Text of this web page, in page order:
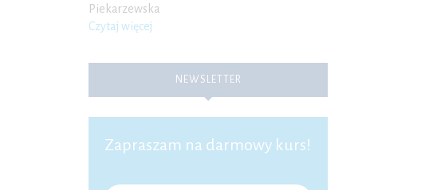
Piekarzewska
Czytaj więcej
NEWSLETTER
Zapraszam na darmowy kurs!